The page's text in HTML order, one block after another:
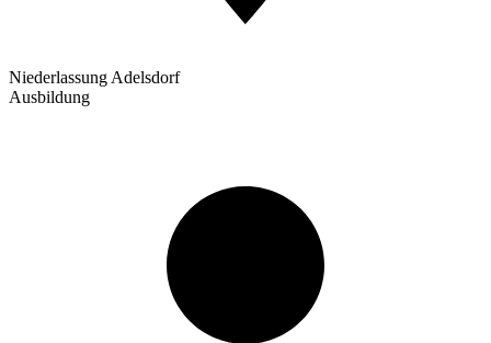
Niederlassung Adelsdorf
Ausbildung